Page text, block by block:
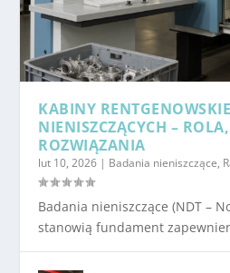
KABINY
NIENISZCZĄCYCH –
ROZWIĄZANIA
lut 10, 2026 | Badania nieniszczące,
Badania nieniszczące (NDT –
stanowią fundament